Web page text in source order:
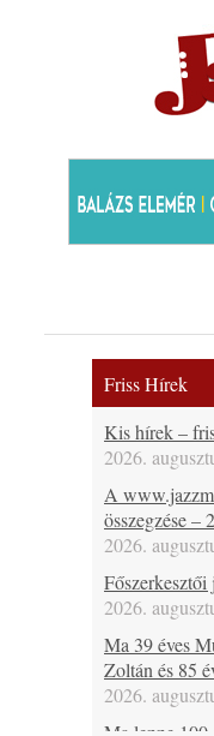
Friss Hírek
Kis hírek –
2026.
A
összegzése –
2026.
Főszerkesztői
2026.
Ma 39 éves
Zoltán és 85
2026.